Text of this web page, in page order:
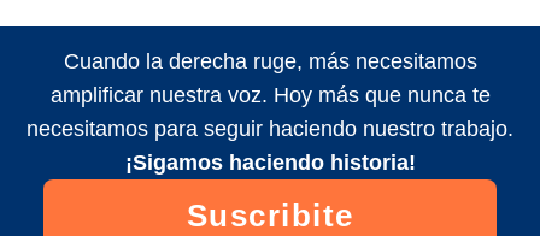
Cuando la derecha ruge, más necesitamos
amplificar nuestra voz. Hoy más que nunca te
necesitamos para seguir haciendo nuestro trabajo.
¡Sigamos haciendo historia!
Suscribite